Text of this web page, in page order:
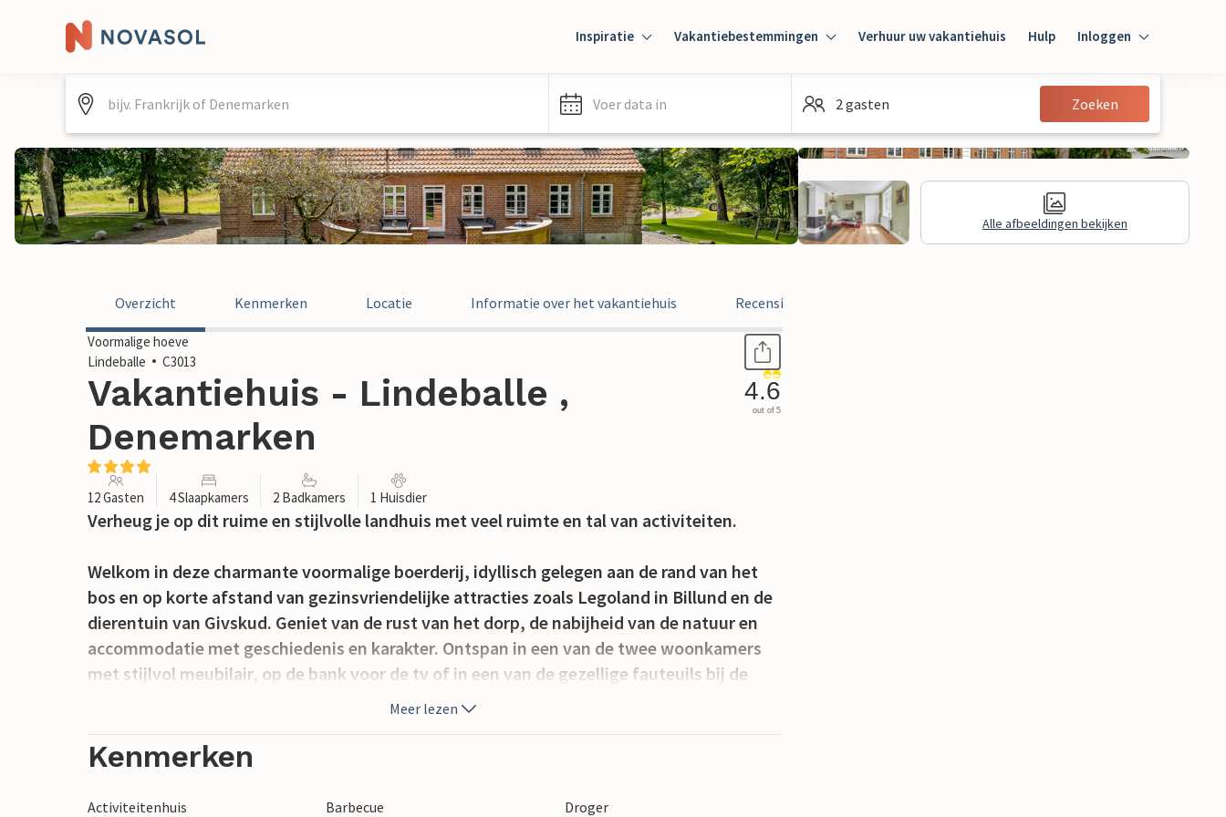
Inspiratie Vakantiebestemmingen Verhuur uw vakantiehuis Hulp Inloggen
Inloggen
Gast
Voer data in 2 gasten Zoeken
Alle afbeeldingen bekijken
Overzicht Kenmerken Locatie Informatie over het vakantiehuis Recensies
Voormalige hoeve
Lindeballe
C3013
Vakantiehuis - Lindeballe ,
Denemarken
4.6
out of 5
12 Gasten 4 Slaapkamers 2 Badkamers 1 Huisdier
Verheug je op dit ruime en stijlvolle landhuis met veel ruimte en tal van activiteiten.
Welkom in deze charmante voormalige boerderij, idyllisch gelegen aan de rand van het
bos en op korte afstand van gezinsvriendelijke attracties zoals Legoland in Billund en de
dierentuin van Givskud. Geniet van de rust van het dorp, de nabijheid van de natuur en
accommodatie met geschiedenis en karakter. Ontspan in een van de twee woonkamers
met stijlvol meubilair, op de bank voor de tv of in een van de gezellige fauteuils bij de
houtkachel. Speel samen bordspellen of geniet van een glas wijn in een gezellige sfeer.
een activiteitenruimte met onder andere een pooltafel en tafelvoetbal voor vermaak.
Blijf hangen in de ruime tuin of op het gemeubileerde terras met barbecueplaats. Zit bij
Meer lezen
Kenmerken
Activiteitenhuis Barbecue
Droger